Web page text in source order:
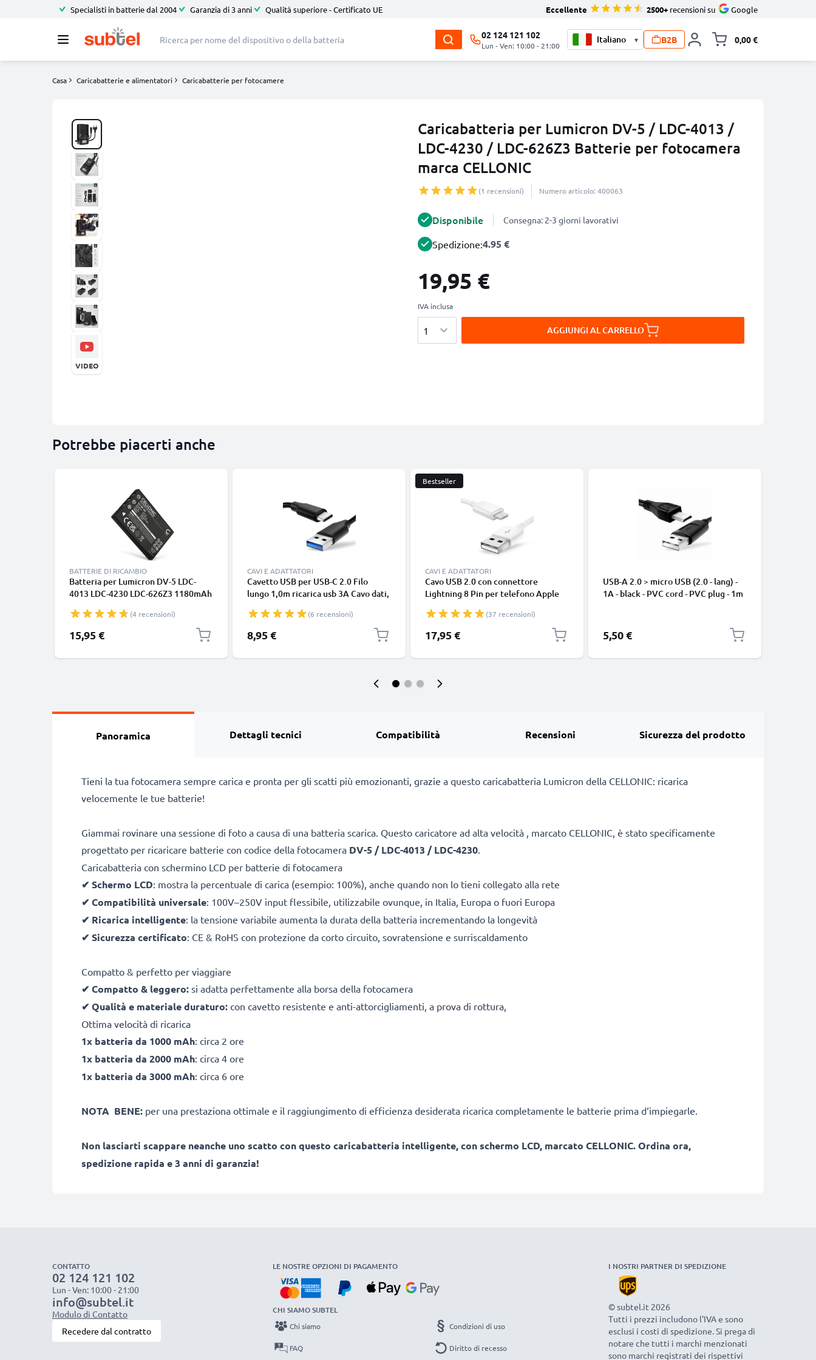
Specialisti in batterie dal 2004 Garanzia di 3 anni Qualità superiore - Certificato UE Eccellente 2500+ recensioni su Google
02 124 121 102
Lun - Ven: 10:00 - 21:00
▾ B2B 0,00 €
Casa Caricabatterie e alimentatori Caricabatterie per fotocamere
Caricabatteria per Lumicron DV-5 / LDC-4013 /
LDC-4230 / LDC-626Z3 Batterie per fotocamera
marca CELLONIC
(1 recensioni) Numero articolo: 400063
VIDEO
Disponibile Consegna: 2-3 giorni lavorativi
Spedizione:4.95 €
19,95 €
IVA inclusa
AGGIUNGI AL CARRELLO
Potrebbe piacerti anche
BATTERIE DI RICAMBIO
Batteria per Lumicron DV-5 LDC-
4013 LDC-4230 LDC-626Z3 1180mAh
durata per macchine fotografiche e
videocamere
(4 recensioni)
15,95 €
CAVI E ADATTATORI
Cavetto USB per USB-C 2.0 Filo
lungo 1,0m ricarica usb 3A Cavo dati,
smartphone (Samsung, Huawei,
Google Pixel), fotocamera Canon,
Panasonic Lumix, Sony connettore
(6 recensioni)
8,95 €
Bestseller
CAVI E ADATTATORI
Cavo USB 2.0 con connettore
Lightning 8 Pin per telefono Apple
SE filo di 1m cavetto dati & ricarica
in bianco per cellulare
(37 recensioni)
17,95 €
USB-A 2.0 > micro USB (2.0 - lang) -
1A - black - PVC cord - PVC plug - 1m
5,50 €
Panoramica Dettagli tecnici Compatibilità Recensioni Sicurezza del prodotto
Tieni la tua fotocamera sempre carica e pronta per gli scatti più emozionanti, grazie a questo caricabatteria Lumicron della CELLONIC: ricarica
velocemente le tue batterie!
Giammai rovinare una sessione di foto a causa di una batteria scarica. Questo caricatore ad alta velocità , marcato CELLONIC, è stato specificamente
progettato per ricaricare batterie con codice della fotocamera DV-5 / LDC-4013 / LDC-4230.
Caricabatteria con schermino LCD per batterie di fotocamera
✔ Schermo LCD: mostra la percentuale di carica (esempio: 100%), anche quando non lo tieni collegato alla rete
✔ Compatibilità universale: 100V–250V input flessibile, utilizzabile ovunque, in Italia, Europa o fuori Europa
✔ Ricarica intelligente: la tensione variabile aumenta la durata della batteria incrementando la longevità
✔ Sicurezza certificato: CE & RoHS con protezione da corto circuito, sovratensione e surriscaldamento
Compatto & perfetto per viaggiare
✔ Compatto & leggero: si adatta perfettamente alla borsa della fotocamera
✔ Qualità e materiale duraturo: con cavetto resistente e anti-attorcigliamenti, a prova di rottura,
Ottima velocità di ricarica
1x batteria da 1000 mAh: circa 2 ore
1x batteria da 2000 mAh: circa 4 ore
1x batteria da 3000 mAh: circa 6 ore
NOTA BENE: per una prestaziona ottimale e il raggiungimento di efficienza desiderata ricarica completamente le batterie prima d‘impiegarle.
Non lasciarti scappare neanche uno scatto con questo caricabatteria intelligente, con schermo LCD, marcato CELLONIC. Ordina ora,
spedizione rapida e 3 anni di garanzia!
CONTATTO
02 124 121 102
Lun - Ven: 10:00 - 21:00
info@subtel.it
Modulo di Contatto
Recedere dal contratto
LE NOSTRE OPZIONI DI PAGAMENTO
CHI SIAMO SUBTEL
Chi siamo
FAQ
Condizioni di uso
Diritto di recesso
I NOSTRI PARTNER DI SPEDIZIONE
© subtel.it 2026
Tutti i prezzi includono l'IVA e sono
esclusi i costi di spedizione. Si prega di
notare che tutti i marchi menzionati
sono marchi registrati dei rispettivi